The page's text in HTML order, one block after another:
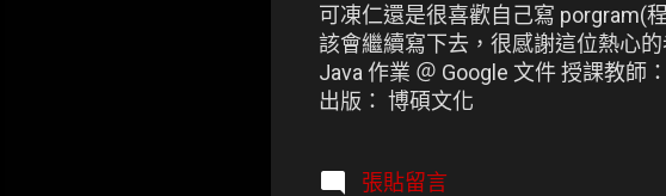
可凍仁還是很喜歡自己寫 porgram(
該會繼續寫下去，很感謝這位熱心
Java 作業 ＠ Google 文件 授課教師
出版： 博碩文化
張貼留言